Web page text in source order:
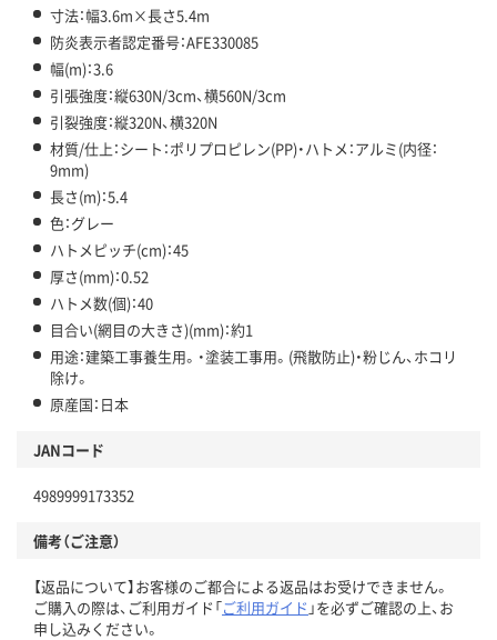
寸法：幅3.6m×長さ5.4m
防炎表示者認定番号：AFE330085
幅(m)：3.6
引張強度：縦630N/3cm、横560N/3cm
引裂強度：縦320N、横320N
材質/仕上：シート：ポリプロピレン(PP)・ハトメ：アルミ(内径：
9mm)
長さ(m)：5.4
色：グレー
ハトメピッチ(cm)：45
厚さ(mm)：0.52
ハトメ数(個)：40
目合い(網目の大きさ)(mm)：約1
用途：建築工事養生用。・塗装工事用。(飛散防止)・粉じん、ホコリ
除け。
原産国：日本
JANコード
4989999173352
備考（ご注意）
【返品について】お客様のご都合による返品はお受けできません。
ご購入の際は、ご利用ガイド「ご利用ガイド 」を必ずご確認の上、お
申し込みください。